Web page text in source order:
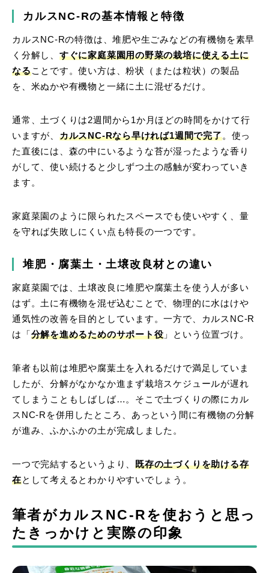
カルスNC-Rの基本情報と特徴
カルスNC-Rの特徴は、堆肥や生ごみなどの有機物を素早
く分解し、 すぐに家庭菜園用の野菜の栽培に使える土に
なることです。使い方は、粉状（または粒状）の製品
を、米ぬかや有機物と一緒に土に混ぜるだけ。
通常、土づくりは2週間から1か月ほどの時間をかけて行
いますが、 カルスNC-Rなら早ければ1週間で完了。使っ
た直後には、森の中にいるような苔が湿ったような香り
がして、使い続けると少しずつ土の感触が変わっていき
ます。
家庭菜園のように限られたスペースでも使いやすく、量
を守れば失敗しにくい点も特長の一つです。
堆肥・腐葉土・土壌改良材との違い
家庭菜園では、土壌改良に堆肥や腐葉土を使う人が多い
はず。土に有機物を混ぜ込むことで、物理的に水はけや
通気性の改善を目的としています。一方で、カルスNC-R
は「 分解を進めるためのサポート役 」という位置づけ。
筆者も以前は堆肥や腐葉土を入れるだけで満足していま
したが、分解がなかなか進まず栽培スケジュールが遅れ
てしまうこともしばしば…。そこで土づくりの際にカル
スNC-Rを併用したところ、あっという間に有機物の分解
が進み、ふかふかの土が完成しました。
一つで完結するというより、既存の土づくりを助ける存
在として考えるとわかりやすいでしょう。
筆者がカルスNC-Rを使おうと思っ
たきっかけと実際の印象